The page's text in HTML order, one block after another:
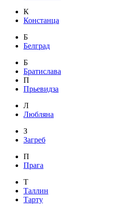
К
Констанца
Б
Белград
Б
Братислава
П
Прьевидза
Л
Любляна
З
Загреб
П
Прага
Т
Таллин
Тарту